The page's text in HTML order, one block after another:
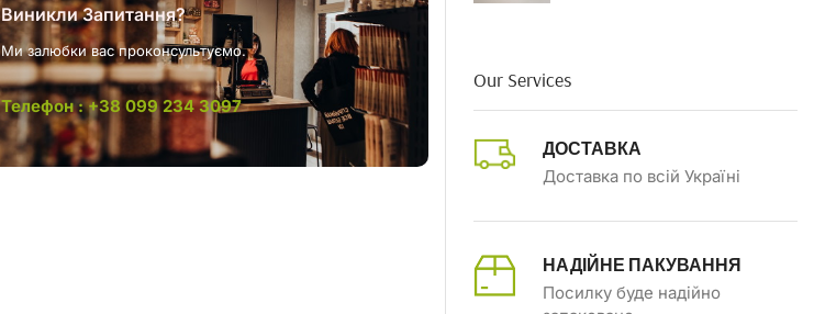
Виникли Запитання?
Ми залюбки вас проконсультуємо.
Телефон : +38 099 234 3097
Our Services
ДОСТАВКА
Доставка по всій Україні
НАДІЙНЕ ПАКУВАННЯ
Посилку буде надійно